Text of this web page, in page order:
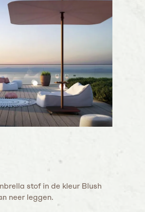
stof in de kleur Blush
neer leggen.